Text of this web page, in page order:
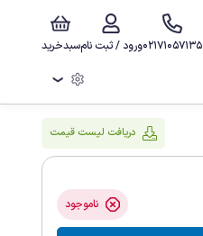
سبدخریدورود / ثبت نام02171057135
❯
دریافت لیست قیمت
ناموجود